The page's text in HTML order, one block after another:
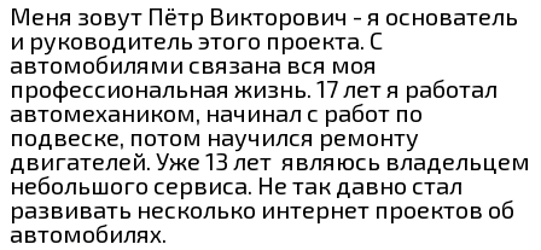
Меня зовут Пётр Викторович - я основатель
и руководитель этого проекта. С
автомобилями связана вся моя
профессиональная жизнь. 17 лет я работал
автомехаником, начинал с работ по
подвеске, потом научился ремонту
двигателей. Уже 13 лет являюсь владельцем
небольшого сервиса. Не так давно стал
развивать несколько интернет проектов об
автомобилях.